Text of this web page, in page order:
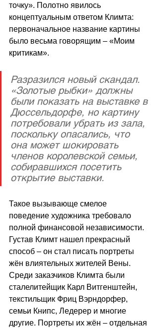
точку». Полотно явилось
концептуальным ответом Климта:
первоначальное название картины
было весьма говорящим – «Моим
критикам».
Разразился новый скандал.
«Золотые рыбки» должны
были показать на выставке в
Дюссельдорфе, но картину
потребовали убрать из зала,
поскольку опасались, что
она может шокировать
членов королевской семьи,
собиравшихся посетить
открытие выставки.
Такое вызывающе смелое
поведение художника требовало
полной финансовой независимости.
Густав Климт нашел прекрасный
способ – он стал писать портреты
жён влиятельных жителей Вены.
Среди заказчиков Климта были
сталелитейщик Карл Витгенштейн,
текстильщик Фриц Вэрндорфер,
семьи Книпс, Ледерер и многие
другие. Портреты их жён – отдельная